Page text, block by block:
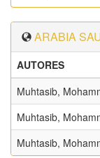
ARABIA
AUTORES
Muhtasib,
Muhtasib,
Muhtasib,